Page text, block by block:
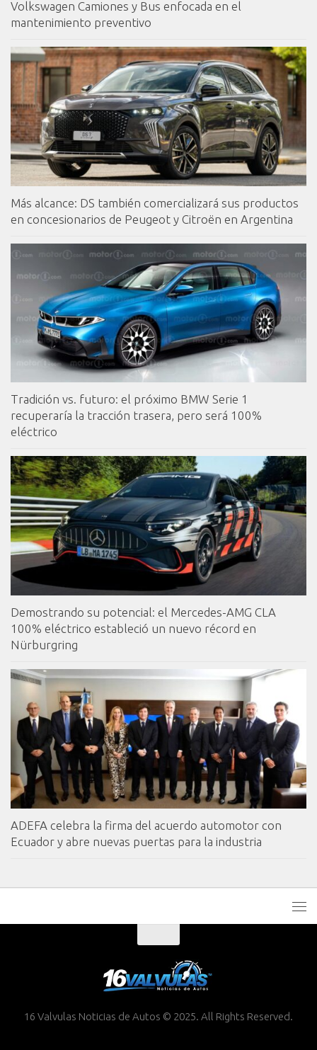
Volkswagen Camiones y Bus enfocada en el
mantenimiento preventivo
Más alcance: DS también comercializará sus productos
en concesionarios de Peugeot y Citroën en Argentina
Tradición vs. futuro: el próximo BMW Serie 1
recuperaría la tracción trasera, pero será 100%
eléctrico
Demostrando su potencial: el Mercedes-AMG CLA
100% eléctrico estableció un nuevo récord en
Nürburgring
ADEFA celebra la firma del acuerdo automotor con
Ecuador y abre nuevas puertas para la industria
16 Valvulas Noticias de Autos © 2025. All Rights Reserved.